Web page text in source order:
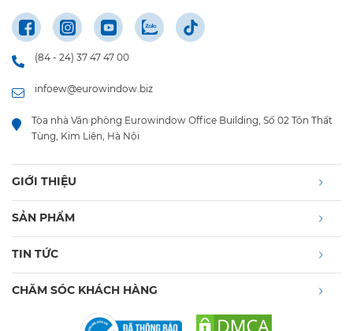
(84 - 24) 37 47 47 00
infoew@eurowindow.biz
Tòa nhà Văn phòng Eurowindow Office Building, Số 02 Tôn Thất
Tùng, Kim Liên, Hà Nội
GIỚI THIỆU
SẢN PHẨM
TIN TỨC
CHĂM SÓC KHÁCH HÀNG